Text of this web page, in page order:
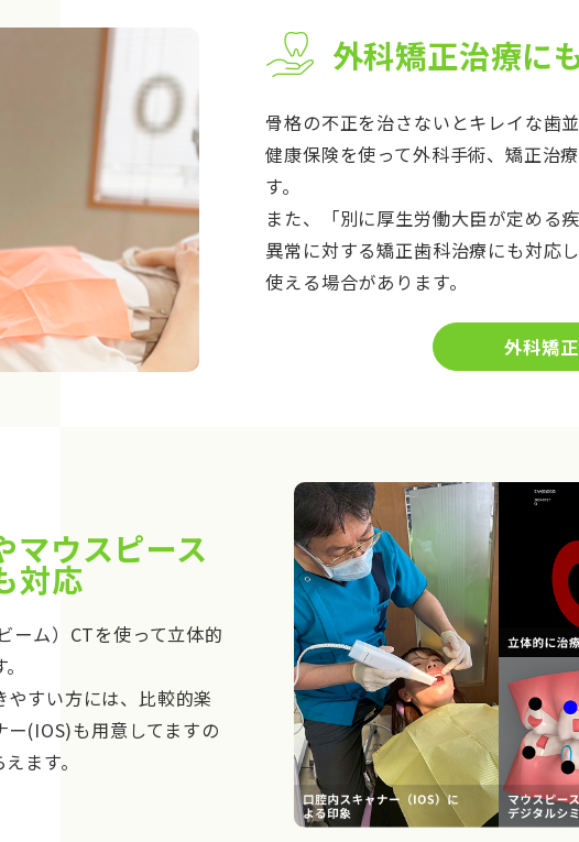
外科矯正治療に
骨格の不正を治さないとキレイな歯
健康保険を使って外科手術、矯正治
す。
また、「別に厚生労働大臣が定める
異常に対する矯正歯科治療にも対応
使える場合があります。
外科矯
マウスピース
対応
ーム）CTを使って立体的
すい方には、比較的楽
(IOS)も用意してますの
ます。